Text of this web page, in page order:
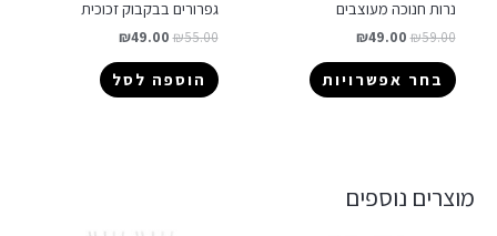
נרות חנוכה מעוצבים
₪59.00
₪49.00
בחר אפשרויות
גפרורים בבקבוק זכוכית
₪55.00
₪49.00
הוספה לסל
מוצרים נוספים